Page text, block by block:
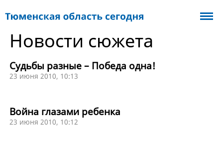
Новости сюжета
Судьбы разные – Победа одна!
23 июня 2010, 10:13
Война глазами ребенка
23 июня 2010, 10:12